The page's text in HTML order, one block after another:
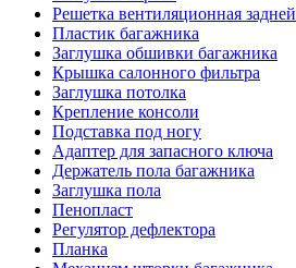
Решетка вентиляционная
Пластик багажника
Заглушка обшивки багажника
Крышка салонного фильтра
Заглушка потолка
Крепление консоли
Подставка под ногу
Адаптер для запасного ключа
Держатель пола багажника
Заглушка пола
Пенопласт
Регулятор дефлектора
Планка